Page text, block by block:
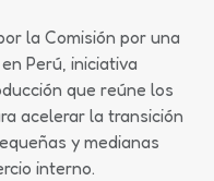
la Comisión por una
Perú, iniciativa
que reúne los
acelerar la transición
y medianas
interno.